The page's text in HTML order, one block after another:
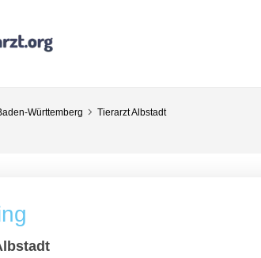
Württemberg Tierarzt Albstadt